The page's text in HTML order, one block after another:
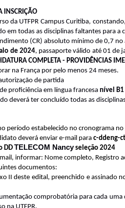
INSCRIÇÃO
da UTFPR Campus Curitiba,
em todas as disciplinas faltantes para a
(CR) absoluto mínimo de 0,7 no
de 2024, passaporte válido até 01 de
COMPLETA - PROVIDÊNCIAS
na França por pelo menos 24 meses.
de partida
proficiência em língua francesanível B1
deverá ter concluído todas as
período estabelecido no cronograma no
deverá enviar e-mail para c-ddeng-
DD TELECOM Nancyseleção 2024
informar: Nome completo, Registro
documentos:
II deste edital, preenchido e assinado
comprobatória para cada